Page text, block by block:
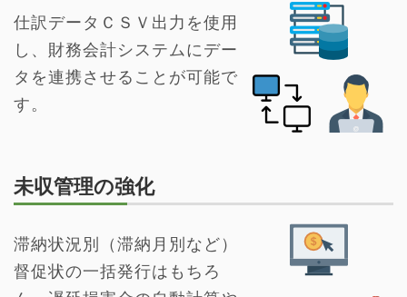
仕訳データＣＳＶ出力を使用
し、財務会計システムにデー
タを連携させることが可能で
す。
未収管理の強化
滞納状況別（滞納月別など）
督促状の一括発行はもちろ